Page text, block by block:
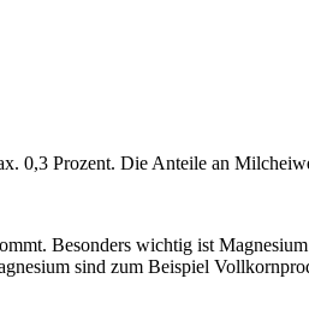
0,3 Prozent. Die Anteile an
Besonders wichtig ist
sind zum Beispiel